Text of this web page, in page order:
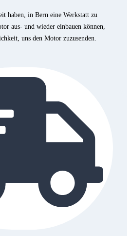
haben, in Bern eine Werkstatt zu
aus- und wieder einbauen können,
uns den Motor zuzusenden.